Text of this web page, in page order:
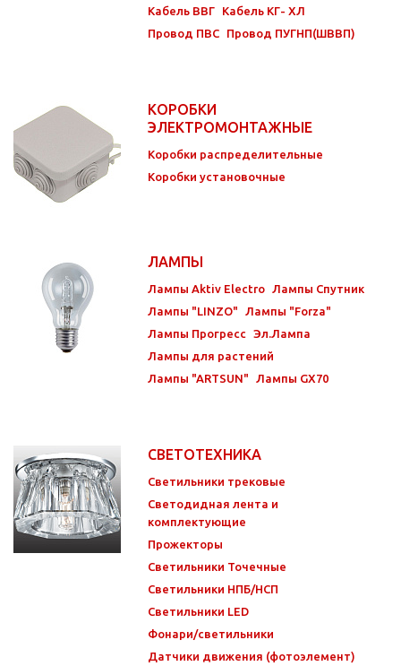
Кабель ВВГ
Кабель КГ- ХЛ
Провод ПВС
Провод ПУГНП(ШВВП)
КОРОБКИ
ЭЛЕКТРОМОНТАЖНЫЕ
Коробки распределительные
Коробки установочные
ЛАМПЫ
Лампы Aktiv Electro Лампы Спутник
Лампы "LINZO"
Лампы "Forza"
Лампы Прогресс
Эл.Лампа
Лампы для растений
Лампы "ARTSUN"
Лампы GX70
СВЕТОТЕХНИКА
Светильники трековые
Светодидная лента и
комплектующие
Прожекторы
Светильники Точечные
Светильники НПБ/НСП
Светильники LED
Фонари/светильники
Датчики движения (фотоэлемент)